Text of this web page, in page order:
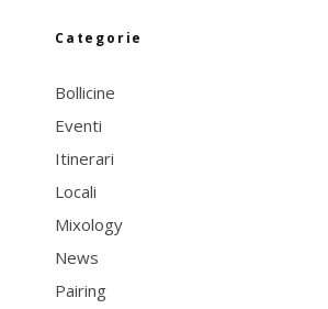
Categorie
Bollicine
Eventi
Itinerari
Locali
Mixology
News
Pairing